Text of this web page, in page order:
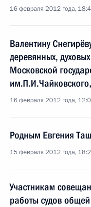
16 февраля 2012 года,
Валентину
деревянных,
Московской
16 февраля 2012 года,
Родным Евгения
15 февраля 2012 года,
Участникам
работы судов